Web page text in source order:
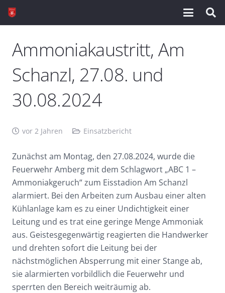
Ammoniakaustritt, Am
Schanzl, 27.08. und
30.08.2024
vor 2 Jahren Einsatzbericht
Zunächst am Montag, den 27.08.2024, wurde die
Feuerwehr Amberg mit dem Schlagwort „ABC 1 –
Ammoniakgeruch“ zum Eisstadion Am Schanzl
alarmiert. Bei den Arbeiten zum Ausbau einer alten
Kühlanlage kam es zu einer Undichtigkeit einer
Leitung und es trat eine geringe Menge Ammoniak
aus. Geistesgegenwärtig reagierten die Handwerker
und drehten sofort die Leitung bei der
nächstmöglichen Absperrung mit einer Stange ab,
sie alarmierten vorbildlich die Feuerwehr und
sperrten den Bereich weiträumig ab.